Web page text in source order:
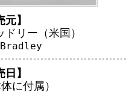
元】
リー（米国）
日】
に付属）